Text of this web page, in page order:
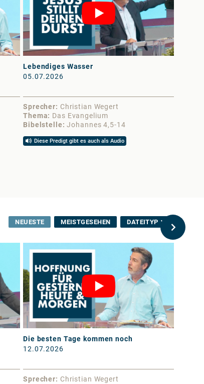
Lebendiges Wasser
05.07.2026
Sprecher
Christian Wegert
Thema
Das Evangelium
Bibelstelle
Johannes 4,5-14
Diese Predigt gibt es auch als Audio
NEUESTE MEISTGESEHEN DATEITYP
Die besten Tage kommen noch
12.07.2026
Sprecher
Christian Wegert